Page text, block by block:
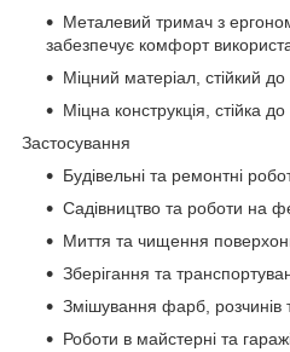
Металевий тримач з
забезпечує комфорт
Міцний матеріал, стійкий
Міцна конструкція, стійка
Застосування
Будівельні та ремонтні
Садівництво та роботи на
Миття та чищення
Зберігання та
Змішування фарб, розчинів
Роботи в майстерні та